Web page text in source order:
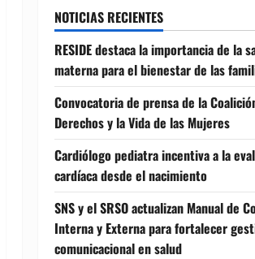
NOTICIAS RECIENTES
RESIDE destaca la importancia de la
materna para el bienestar de las
Convocatoria de prensa de la
Derechos y la Vida de las Mujeres
Cardiólogo pediatra incentiva a la
cardíaca desde el nacimiento
SNS y el SRSO actualizan Manual de
Interna y Externa para fortalecer
comunicacional en salud